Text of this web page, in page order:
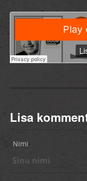
Lisa
Nimi